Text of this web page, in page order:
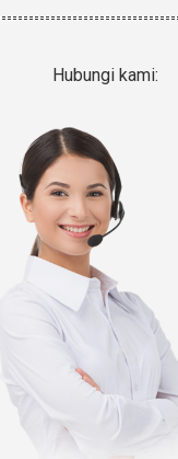
Hubungi kami: